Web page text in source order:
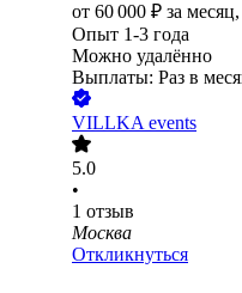
от 60 000 ₽ за месяц,
Опыт 1-3 года
Можно удалённо
Выплаты: Раз в
VILLKA events
5.0
•
1 отзыв
Москва
Откликнуться